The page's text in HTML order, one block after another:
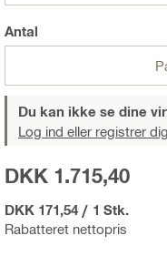
Antal
Du kan ikke se dine
Log ind eller registrer dig
Rabatteret nettopris
DKK 1.715,40
DKK 171,54 / 1 Stk.